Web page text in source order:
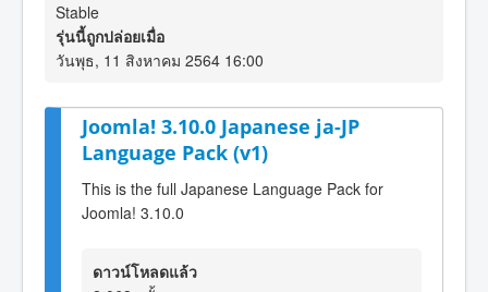
Stable
รุ่นนี้ถูกปล่อยเมื่อ
วันพุธ, 11 สิงหาคม 2564 16:00
Joomla! 3.10.0 Japanese ja-JP
Language Pack (v1)
This is the full Japanese Language Pack for
Joomla! 3.10.0
ดาวน์โหลดแล้ว